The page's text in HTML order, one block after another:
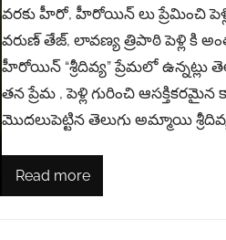
వరకు హీరో, హీరోయిన్ లు ప్రేమించి
వరుణ్ తేజ్, లావణ్య త్రిపాఠి పెళ్లి కి
హీరోయిన్ “శ్రీదివ్య” ప్రేమలో
తన ప్రేమ , పెళ్లి గురించి ఆసక్తికరమైన
మొదలుపెట్టిన తెలుగు అమ్మాయి
Read more